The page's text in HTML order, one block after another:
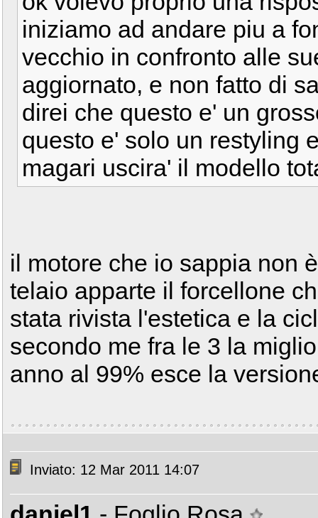
iniziamo ad andare piu a
vecchio in confronto alle
aggiornato, e non fatto di
direi che questo e' un
questo e' solo un restyling
magari uscira' il modello
il motore che io sappia non
telaio apparte il forcellone
stata rivista l'estetica e la
secondo me fra le 3 la
anno al 99% esce la
Inviato: 12 Mar 2011 14:07